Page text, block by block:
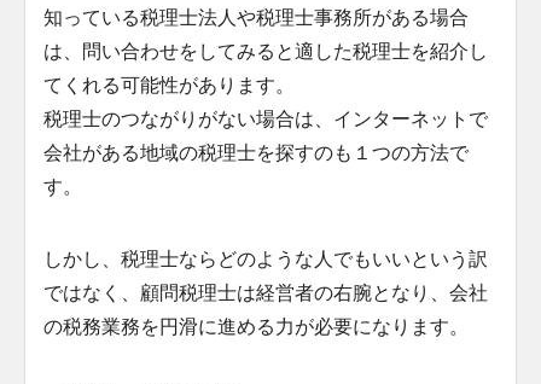
知っている税理士法人や税理士事務所がある場合
は、問い合わせをしてみると適した税理士を紹介し
てくれる可能性があります。
税理士のつながりがない場合は、インターネットで
会社がある地域の税理士を探すのも１つの方法で
す。
しかし、税理士ならどのような人でもいいという訳
ではなく、顧問税理士は経営者の右腕となり、会社
の税務業務を円滑に進める力が必要になります。